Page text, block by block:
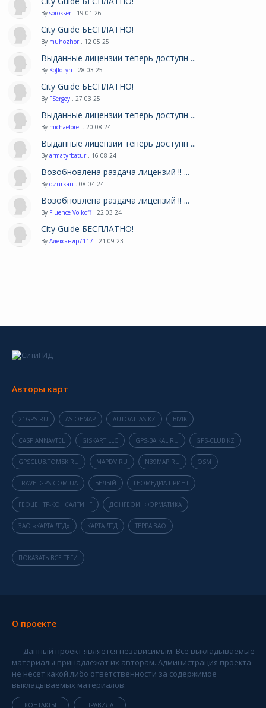
By sorokser . 19 01 26
City Guide БЕСПЛАТНО!
By muhozhor . 12 05 25
Выданные лицензии теперь доступн ...
By KoJIoTyn . 28 03 25
City Guide БЕСПЛАТНО!
By FSergey . 27 03 25
Выданные лицензии теперь доступн ...
By michaelorel . 20 08 24
Выданные лицензии теперь доступн ...
By armatyrbatur . 16 08 24
Возобновлена раздача лицензий !! ...
By dzurkan . 08 04 24
Возобновлена раздача лицензий !! ...
By Fluence Volkoff . 22 03 24
City Guide БЕСПЛАТНО!
By Александр7117 . 21 09 23
Авторы карт
21GPS.RU AS OEMAP AUTOATLAS.KZ BIVIK
CASPIANNAVTEL GISKART LLC GPS-BAIKAL.RU GPS-CLUB.KZ
GPSCLUB.TOMSK.RU MAPDV.RU N39MAP.RU OSM
TRAVELGPS.COM.UA БЕЛЫЙ ГЕОМЕДИА-ПРИНТ
ГЕОЦЕНТР-КОНСАЛТИНГ ДОНГЕОИНФОРМАТИКА
ЗАО «КАРТА ЛТД» КАРТА ЛТД ТЕРРА ЗАО
ПОКАЗАТЬ ВСЕ ТЕГИ
О проекте
Данный проект является независимым. Все выкладываемые
материалы принадлежат их авторам. Администрация проекта
не несет какой либо ответственности за содержимое
выкладываемых материалов.
КОНТАКТЫ ПРАВИЛА